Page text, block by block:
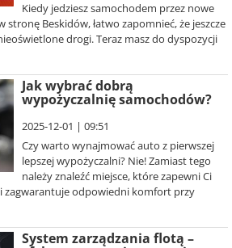
Kiedy jedziesz samochodem przez nowe
stronę Beskidów, łatwo zapomnieć, że jeszcze
drogi. Teraz masz do dyspozycji
Jak wybrać dobrą
wypożyczalnię samochodów?
2025-12-01 | 09:51
Czy warto wynajmować auto z pierwszej
lepszej wypożyczalni? Nie! Zamiast tego
należy znaleźć miejsce, które zapewni Ci
zagwarantuje odpowiedni komfort przy
System zarządzania flotą –